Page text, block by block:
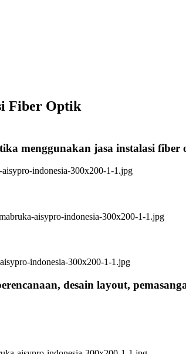
Fiber Optik
menggunakan jasa instalasi
desain layout,